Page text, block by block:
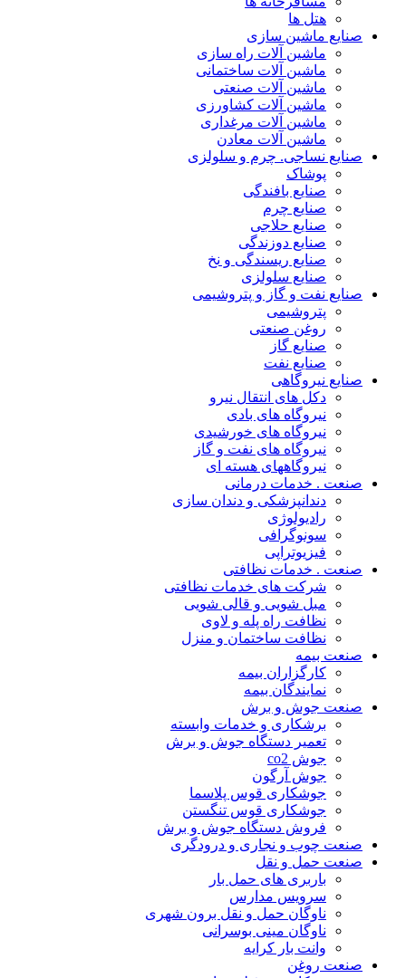
هتل ها
صنایع ماشین سازی
ماشین آلات راه سازی
ماشین آلات ساختمانی
ماشین آلات صنعتی
ماشین آلات کشاورزی
ماشین آلات مرغداری
ماشین آلات معادن
صنایع نساجی. چرم و سلولزی
پوشاک
صنایع بافندگی
صنایع چرم
صنایع حلاجی
صنایع دوزندگی
صنایع ریسندگی و نخ
صنایع سلولزی
صنایع نفت و گاز و پتروشیمی
پتروشیمی
روغن صنعتی
صنایع گاز
صنایع نفت
صنایع نیروگاهی
دکل های انتقال نیرو
نیروگاه های بادی
نیروگاه های خورشیدی
نیروگاه های نفت و گاز
نیروگاههای هسته ای
صنعت . خدمات درمانی
دندانپزشکی و دندان سازی
رادیولوژی
سونوگرافی
فیزیوتراپی
صنعت . خدمات نظافتی
شرکت های خدمات نظافتی
مبل شویی و قالی شویی
نظافت راه پله و لاوی
نظافت ساختمان و منزل
صنعت بیمه
کارگزاران بیمه
نمایندگان بیمه
صنعت جوش و برش
برشکاری و خدمات وابسته
تعمیر دستگاه جوش و برش
جوش co2
جوش آرگون
جوشکاری قوس پلاسما
جوشکاری قوس تنگستن
فروش دستگاه جوش و برش
صنعت چوب و نجاری و درودگری
صنعت حمل و نقل
باربری های حمل بار
سرویس مدارس
ناوگان حمل و نقل برون شهری
ناوگان مینی بوسرانی
وانت بار کرایه
صنعت روغن